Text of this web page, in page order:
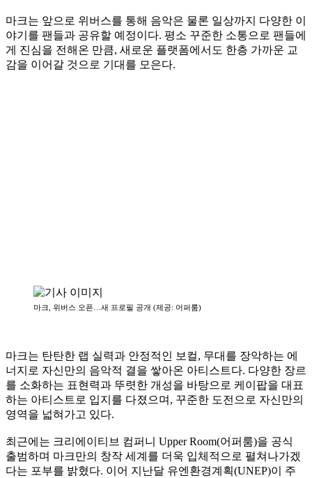
마크는 앞으로 위버스를 통해 음악은 물론 일상까지 다양한 이
야기를 팬들과 공유할 예정이다. 평소 꾸준한 소통으로 팬들에
게 진심을 전해온 만큼, 새로운 플랫폼에서도 한층 가까운 교
감을 이어갈 것으로 기대를 모은다.
마크, 위버스 오픈…새 프로필 공개 (제공: 어퍼룸)
마크는 탄탄한 랩 실력과 안정적인 보컬, 무대를 장악하는 에
너지로 자신만의 음악적 결을 쌓아온 아티스트다. 다양한 장르
를 소화하는 표현력과 뚜렷한 개성을 바탕으로 케이팝을 대표
하는 아티스트로 입지를 다졌으며, 꾸준한 도전으로 자신만의
영역을 넓혀가고 있다.
최근에는 크리에이티브 컴퍼니 Upper Room(어퍼룸)을 공식
출범하며 마크만의 창작 세계를 더욱 입체적으로 펼쳐나가겠
다는 포부를 밝혔다. 이어 지난달 유엔환경계획(UNEP)이 주